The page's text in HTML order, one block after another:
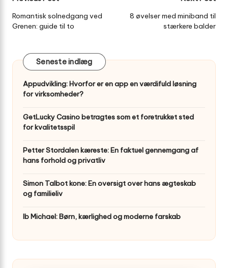
navigation
Romantisk solnedgang ved
Grenen: guide til to
8 øvelser med miniband til
stærkere balder
Seneste indlæg
Appudvikling: Hvorfor er en app en værdifuld løsning
for virksomheder?
GetLucky Casino betragtes som et foretrukket sted
for kvalitetsspil
Petter Stordalen kæreste: En faktuel gennemgang af
hans forhold og privatliv
Simon Talbot kone: En oversigt over hans ægteskab
og familieliv
Ib Michael: Børn, kærlighed og moderne farskab